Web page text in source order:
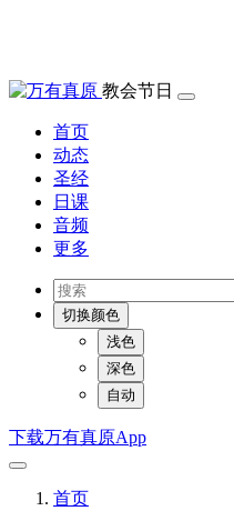
教会节日
首页
动态
圣经
日课
音频
更多
切换颜色
浅色
深色
自动
下载万有真原App
首页